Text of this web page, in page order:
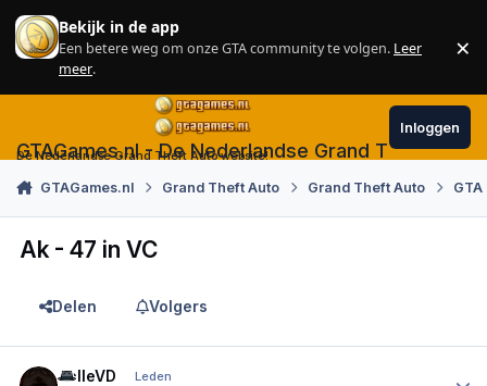
Skip to content
Bekijk in de app
Een betere weg om onze GTA community te volgen. Leer
meer.
×
GTAGames.nl - De Nederlandse Grand Theft Auto
De Nederlandse Grand Theft Auto website!
Inloggen
GTAGames.nl Grand Theft Auto Grand Theft Auto
Ak - 47 in VC
Delen Volgers
JelleVD Leden